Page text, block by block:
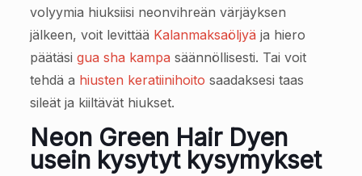
volyymia hiuksiisi neonvihreän värjäyksen
jälkeen, voit levittää Kalanmaksaöljyä ja hiero
päätäsi gua sha kampa säännöllisesti. Tai voit
tehdä a hiusten keratiinihoito saadaksesi taas
sileät ja kiiltävät hiukset.
Neon Green Hair Dyen
usein kysytyt kysymykset